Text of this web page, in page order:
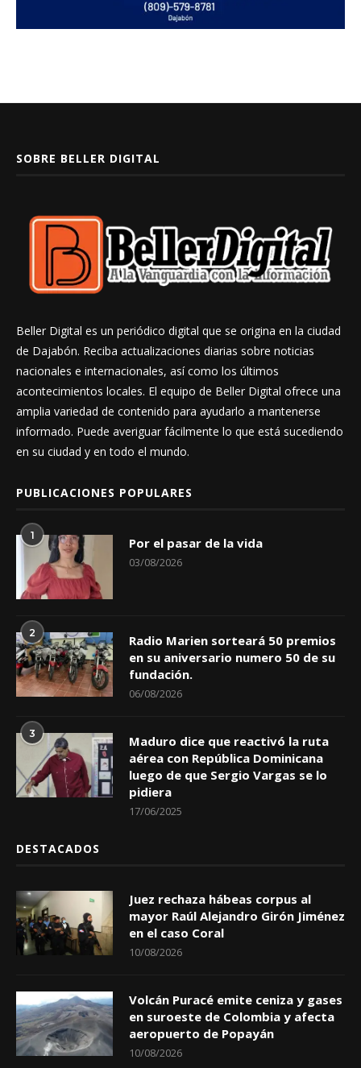
SOBRE BELLER DIGITAL
Beller Digital es un periódico digital que se origina en la ciudad
de Dajabón. Reciba actualizaciones diarias sobre noticias
nacionales e internacionales, así como los últimos
acontecimientos locales. El equipo de Beller Digital ofrece una
amplia variedad de contenido para ayudarlo a mantenerse
informado. Puede averiguar fácilmente lo que está sucediendo
en su ciudad y en todo el mundo.
PUBLICACIONES POPULARES
1 Por el pasar de la vida
03/08/2026
2
Radio Marien sorteará 50 premios
en su aniversario numero 50 de su
fundación.
06/08/2026
3
Maduro dice que reactivó la ruta
aérea con República Dominicana
luego de que Sergio Vargas se lo
pidiera
17/06/2025
DESTACADOS
Juez rechaza hábeas corpus al
mayor Raúl Alejandro Girón Jiménez
en el caso Coral
10/08/2026
Volcán Puracé emite ceniza y gases
en suroeste de Colombia y afecta
aeropuerto de Popayán
10/08/2026